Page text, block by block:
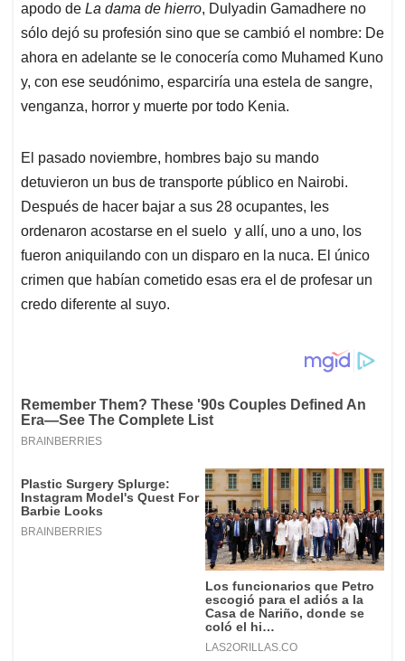
apodo de La dama de hierro, Dulyadin Gamadhere no
sólo dejó su profesión sino que se cambió el nombre: De
ahora en adelante se le conocería como Muhamed Kuno
y, con ese seudónimo, esparciría una estela de sangre,
venganza, horror y muerte por todo Kenia.
El pasado noviembre, hombres bajo su mando
detuvieron un bus de transporte público en Nairobi.
Después de hacer bajar a sus 28 ocupantes, les
ordenaron acostarse en el suelo y allí, uno a uno, los
fueron aniquilando con un disparo en la nuca. El único
crimen que habían cometido esas era el de profesar un
credo diferente al suyo.